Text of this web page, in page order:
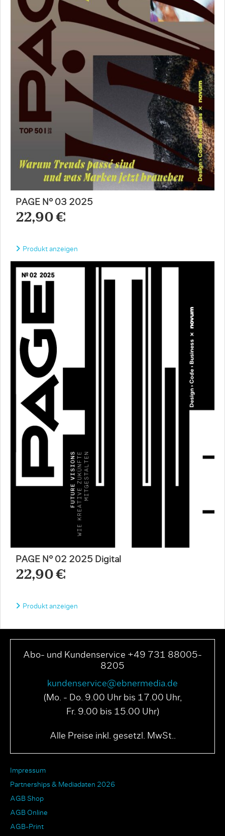
PAGE N° 03 2025
22,90 €
Produkt anzeigen
PAGE N° 02 2025 Digital
22,90 €
Produkt anzeigen
Abo- und Kundenservice +49 731 88005-
8205
kundenservice@ebnermedia.de
(Mo. - Do. 9.00 Uhr bis 17.00 Uhr,
Fr. 9.00 bis 15.00 Uhr)
Alle Preise inkl. gesetzl. MwSt..
Impressum
Partnerships & Mediadaten 2026
AGB Shop
AGB Online
AGB-Print